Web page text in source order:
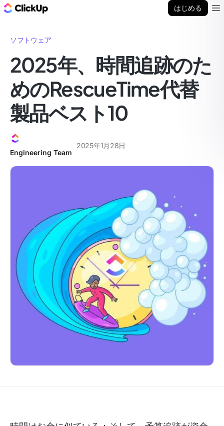
はじめる
ソフトウェア
2025年、時間追跡のた
めのRescueTime代替
製品ベスト10
Engineering Team
2025年1月28日